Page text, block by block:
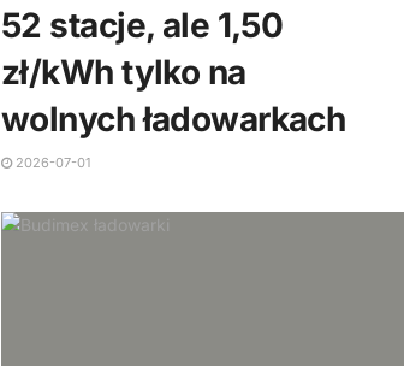
52 stacje, ale 1,50
zł/kWh tylko na
wolnych ładowarkach
2026-07-01